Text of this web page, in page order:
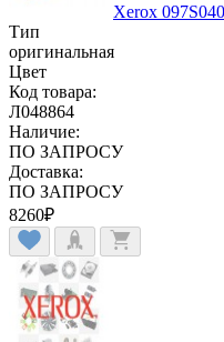
Xerox
Тип
оригинальная
Цвет
Код товара:
Л048864
Наличие:
ПО ЗАПРОСУ
Доставка:
ПО ЗАПРОСУ
8260₽